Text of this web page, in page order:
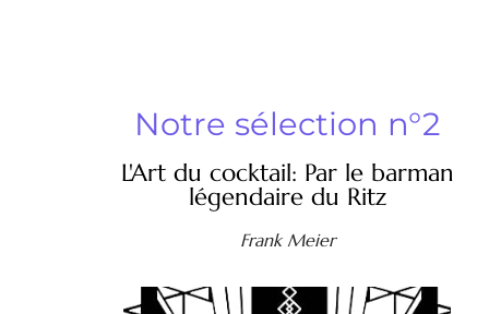
Notre sélection n°2
L'Art du cocktail: Par le barman
légendaire du Ritz
Frank Meier